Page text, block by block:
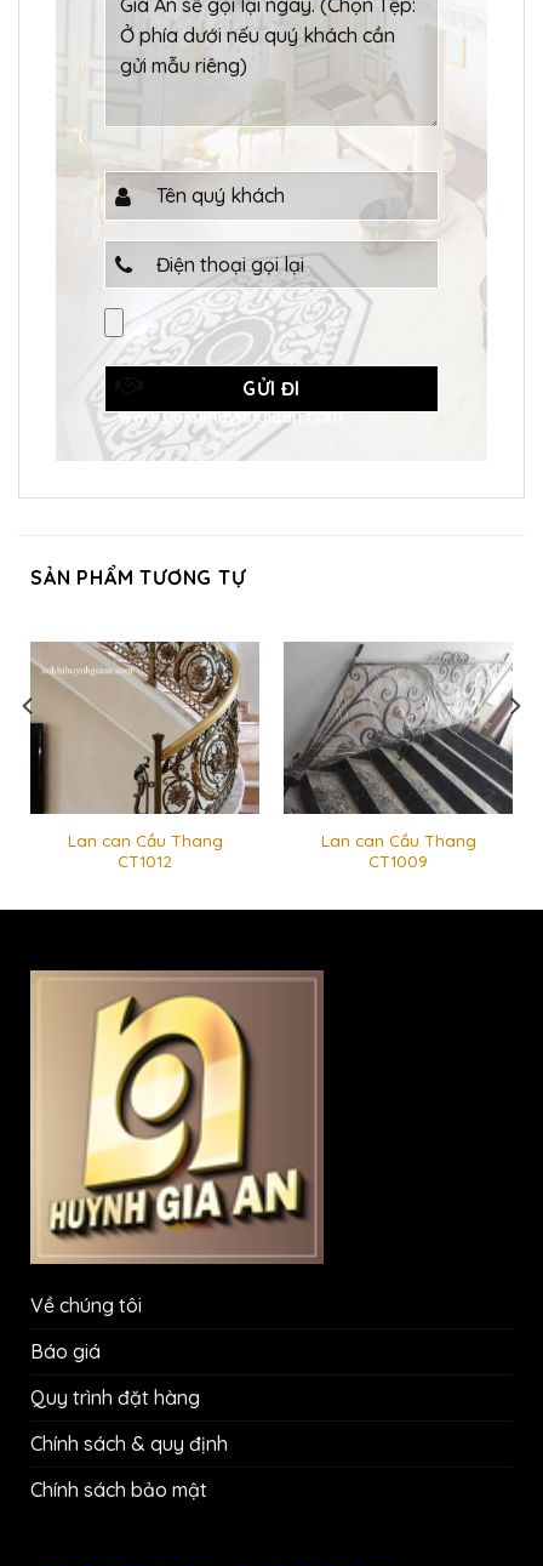
SẢN PHẨM TƯƠNG TỰ
Lan can Cầu Thang
CT1012
Lan can Cầu Thang
CT1009
Về chúng tôi
Báo giá
Quy trình đặt hàng
Chính sách & quy định
Chính sách bảo mật